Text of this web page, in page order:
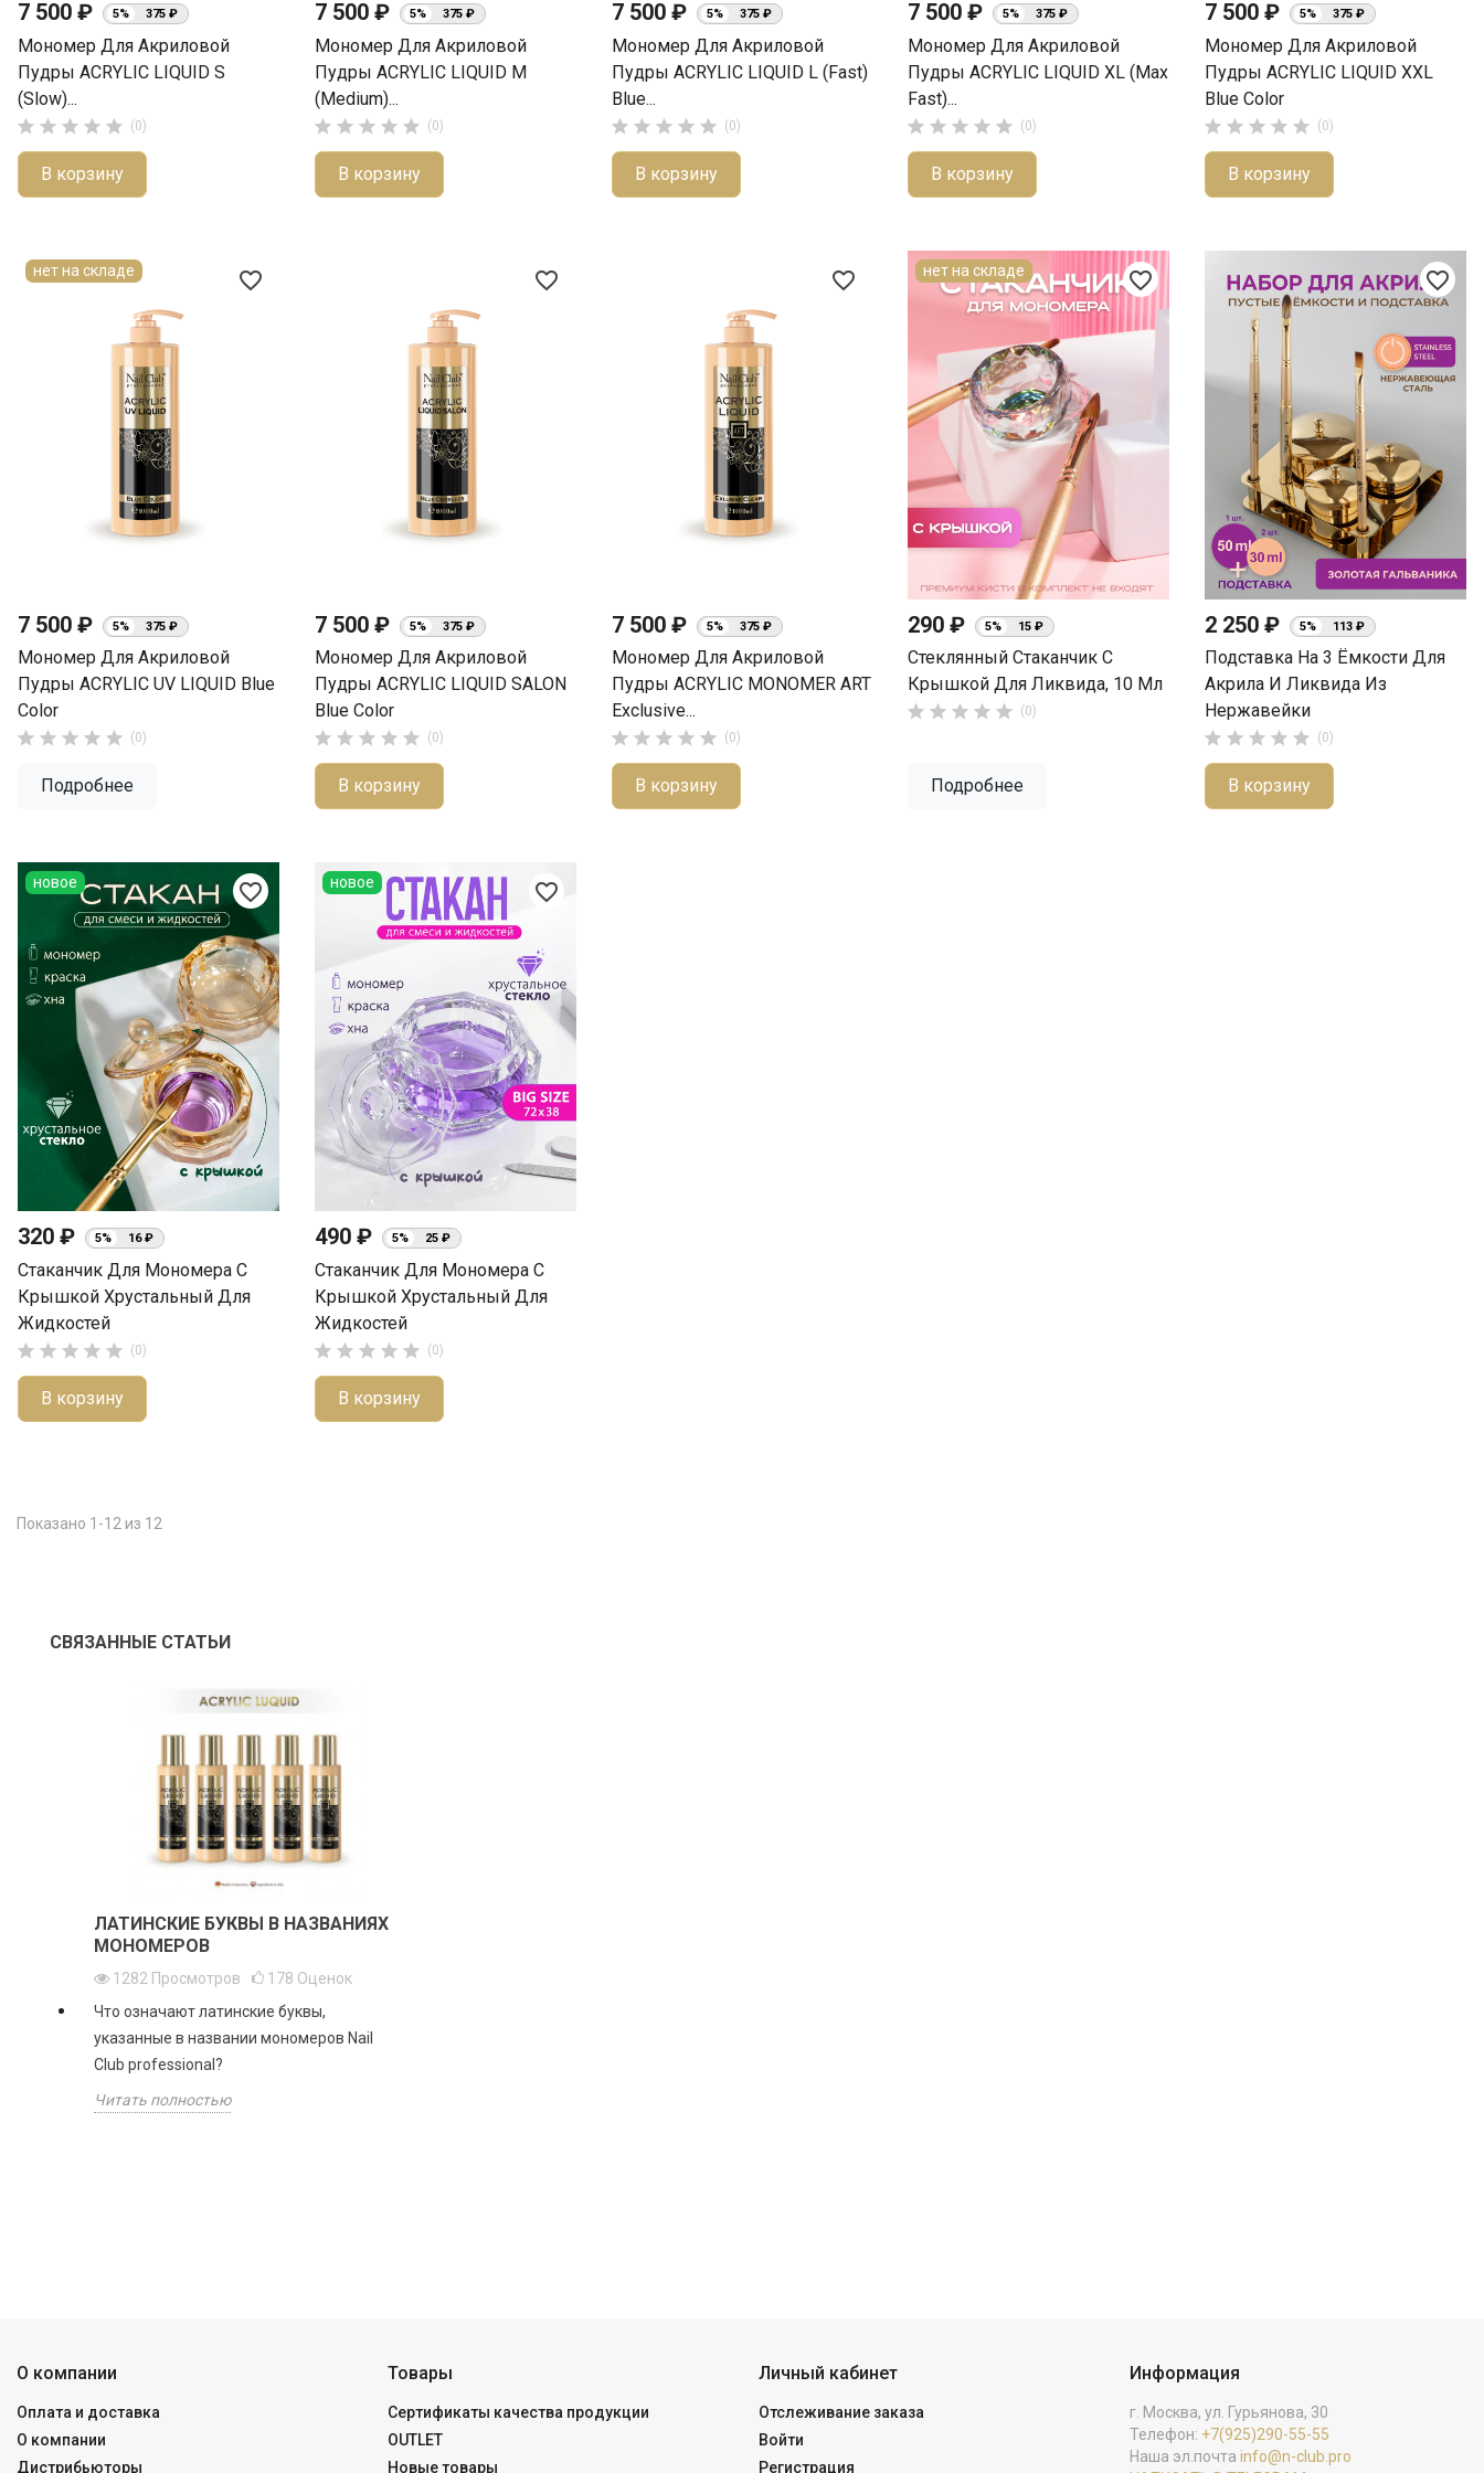
7 500 ₽ 5% 375 ₽
Мономер Для Акриловой
Пудры ACRYLIC LIQUID S
(Slow)...
     (0)
В корзину
7 500 ₽ 5% 375 ₽
Мономер Для Акриловой
Пудры ACRYLIC LIQUID M
(Medium)...
     (0)
В корзину
7 500 ₽ 5% 375 ₽
Мономер Для Акриловой
Пудры ACRYLIC LIQUID L (Fast)
Blue...
     (0)
В корзину
7 500 ₽ 5% 375 ₽
Мономер Для Акриловой
Пудры ACRYLIC LIQUID XL (Max
Fast)...
     (0)
В корзину
7 500 ₽ 5% 375 ₽
Мономер Для Акриловой
Пудры ACRYLIC LIQUID XXL
Blue Color
     (0)
В корзину
favorite_border
7 500 ₽ 5% 375 ₽
Мономер Для Акриловой
Пудры ACRYLIC UV LIQUID Blue
Color
     (0)
Подробнее
нет на складе favorite_border
7 500 ₽ 5% 375 ₽
Мономер Для Акриловой
Пудры ACRYLIC LIQUID SALON
Blue Color
     (0)
В корзину
favorite_border
7 500 ₽ 5% 375 ₽
Мономер Для Акриловой
Пудры ACRYLIC MONOMER ART
Exclusive...
     (0)
В корзину
favorite_border
290 ₽ 5% 15 ₽
Стеклянный Стаканчик С
Крышкой Для Ликвида, 10 Мл
     (0)
Подробнее
нет на складе favorite_border
2 250 ₽ 5% 113 ₽
Подставка На 3 Ёмкости Для
Акрила И Ликвида Из
Нержавейки
     (0)
В корзину
favorite_border
320 ₽ 5% 16 ₽
Стаканчик Для Мономера С
Крышкой Хрустальный Для
Жидкостей
     (0)
В корзину
новое favorite_border
490 ₽ 5% 25 ₽
Стаканчик Для Мономера С
Крышкой Хрустальный Для
Жидкостей
     (0)
В корзину
новое
Показано 1-12 из 12
СВЯЗАННЫЕ СТАТЬИ
ЛАТИНСКИЕ БУКВЫ В НАЗВАНИЯХ
МОНОМЕРОВ
1282 Просмотров 178 Оценок
Что означают латинские буквы,
указанные в названии мономеров Nail
Club professional?
Читать полностью
О компании
Оплата и доставка
О компании
Дистрибьюторы
Товары
Сертификаты качества продукции
OUTLET
Новые товары
Личный кабинет
Отслеживание заказа
Войти
Регистрация
Информация
г. Москва, ул. Гурьянова, 30
Телефон: +7(925)290-55-55
Наша эл.почта info@n-club.pro